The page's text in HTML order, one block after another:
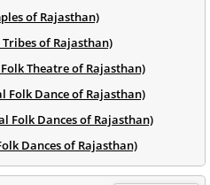
of Rajasthan)
Tribes of Rajasthan)
Folk Theatre of Rajasthan)
Folk Dance of Rajasthan)
Folk Dances of Rajasthan)
Dances of Rajasthan)